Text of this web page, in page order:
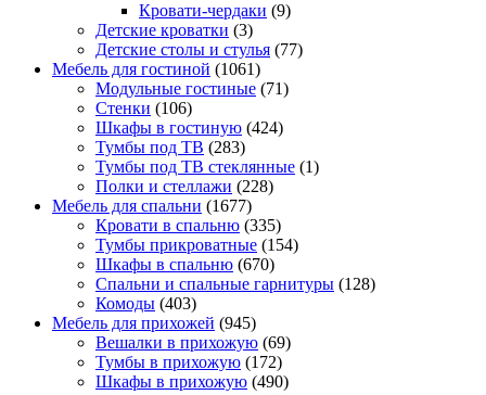
Кровати-чердаки (9)
Детские кроватки (3)
Детские столы и стулья (77)
Мебель для гостиной (1061)
Модульные гостиные (71)
Стенки (106)
Шкафы в гостиную (424)
Тумбы под ТВ (283)
Тумбы под ТВ стеклянные (1)
Полки и стеллажи (228)
Мебель для спальни (1677)
Кровати в спальню (335)
Тумбы прикроватные (154)
Шкафы в спальню (670)
Спальни и спальные гарнитуры (128)
Комоды (403)
Мебель для прихожей (945)
Вешалки в прихожую (69)
Тумбы в прихожую (172)
Шкафы в прихожую (490)